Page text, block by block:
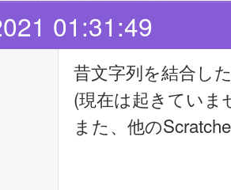
01:31:49
昔文字列を結合し
(現在は起きてい
また、他の